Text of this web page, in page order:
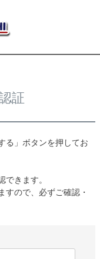
証
る」ボタンを押してお
きます。
すので、必ずご確認・